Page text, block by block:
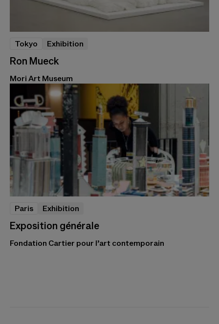
Ron Mueck
Tokyo Exhibition
Mori Art Museum
Exposition générale
Paris Exhibition
Fondation Cartier pour l’art contemporain